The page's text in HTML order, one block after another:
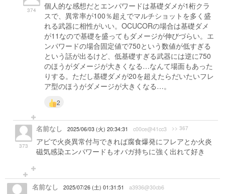
374
個人的な感想だとエンパワードは基礎ダメが1桁クラ
スで、異常率が100％超えでマルチショットを多く盛
れる武器に相性がいい。OCUCORの場合は基礎ダメ
が11なので基礎を盛ってもダメージが伸びづらい。エ
ンパワードの場合固定値で750という数値が低すぎる
という話が出るけど、低基礎すぎる武器には逆に750
のほうがダメージが大きくなる…なんて場面もあった
りする。ただし基礎ダメが20を超えたらだいたいフレ
ア型のほうがダメージが大きくなる…。
2
373
名前なし 2025/06/03 (火) 20:34:31 c00ce@41cc3 >> 367
アビで火炎異常付与できれば腐食爆発にフレアとか火炎
磁気感染エンパワードもオバガ持ちに強く出れて好き
名前なし 2025/07/26 (土) 01:31:51 a3936@30cb6